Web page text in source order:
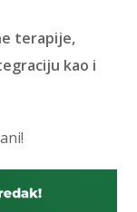
terapije,
kao i